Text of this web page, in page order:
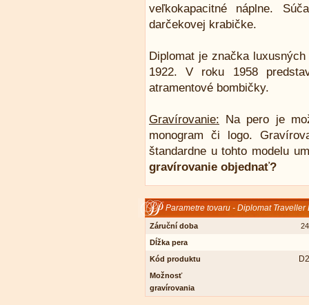
veľkokapacitné náplne.
darčekovej krabičke.
Diplomat je značka
1922. V roku 1958
atramentové bombičky.
Gravírovanie: Na pero je
monogram či logo.
štandardne u tohto modelu
gravírovanie objednať?
Parametre tovaru - Diplomat
Záruční doba
Dĺžka pera
Kód produktu
Možnosť
gravírovania